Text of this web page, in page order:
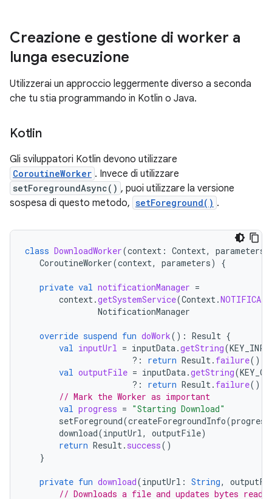
Creazione e gestione di worker a
lunga esecuzione
Utilizzerai un approccio leggermente diverso a seconda
che tu stia programmando in Kotlin o Java.
Kotlin
Gli sviluppatori Kotlin devono utilizzare
CoroutineWorker . Invece di utilizzare
setForegroundAsync() , puoi utilizzare la versione
sospesa di questo metodo, setForeground() .
class DownloadWorker(context : Context, parameters
CoroutineWorker(context, parameters) {
private val notificationManager =
context.getSystemService(Context.
NotificationManager
override suspend fun doWork(): Result {
val inputUrl = inputData.getString(
?:
return Result. failure()
val outputFile = inputData.getString(
?:
return Result. failure()
// Mark the Worker as important
val progress = "Starting Download"
setForeground(createForegroundInfo(progress
download(inputUrl, outputFile)
return Result. success()
}
private fun download(inputUrl : String,
// Downloads a file and updates bytes read